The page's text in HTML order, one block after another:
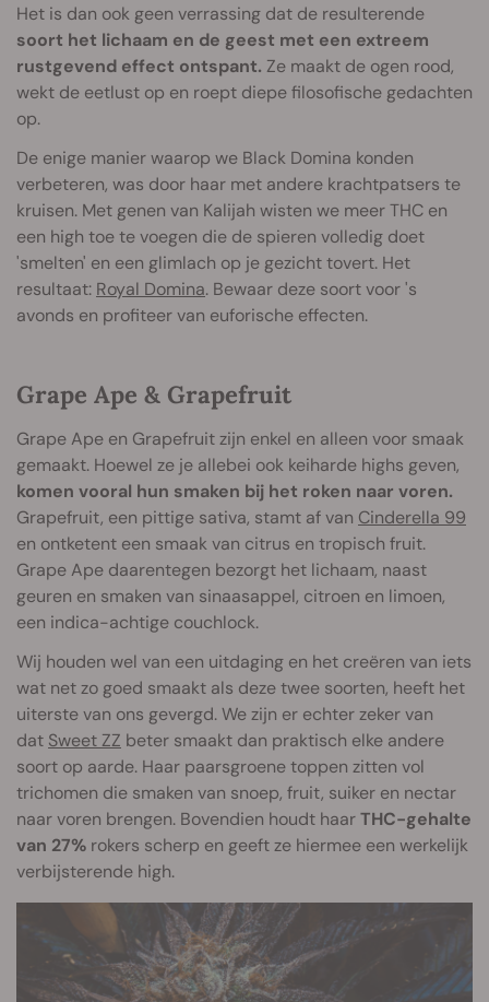
Het is dan ook geen verrassing dat de resulterende
soort het lichaam en de geest met een extreem
rustgevend effect ontspant. Ze maakt de ogen rood,
wekt de eetlust op en roept diepe filosofische gedachten
op.
De enige manier waarop we Black Domina konden
verbeteren, was door haar met andere krachtpatsers te
kruisen. Met genen van Kalijah wisten we meer THC en
een high toe te voegen die de spieren volledig doet
'smelten' en een glimlach op je gezicht tovert. Het
resultaat: Royal Domina. Bewaar deze soort voor 's
avonds en profiteer van euforische effecten.
Grape Ape & Grapefruit
Grape Ape en Grapefruit zijn enkel en alleen voor smaak
gemaakt. Hoewel ze je allebei ook keiharde highs geven,
komen vooral hun smaken bij het roken naar voren.
Grapefruit, een pittige sativa, stamt af van Cinderella 99
en ontketent een smaak van citrus en tropisch fruit.
Grape Ape daarentegen bezorgt het lichaam, naast
geuren en smaken van sinaasappel, citroen en limoen,
een indica-achtige couchlock.
Wij houden wel van een uitdaging en het creëren van iets
wat net zo goed smaakt als deze twee soorten, heeft het
uiterste van ons gevergd. We zijn er echter zeker van
dat Sweet ZZ beter smaakt dan praktisch elke andere
soort op aarde. Haar paarsgroene toppen zitten vol
trichomen die smaken van snoep, fruit, suiker en nectar
naar voren brengen. Bovendien houdt haarTHC-gehalte
van 27% rokers scherp en geeft ze hiermee een werkelijk
verbijsterende high.